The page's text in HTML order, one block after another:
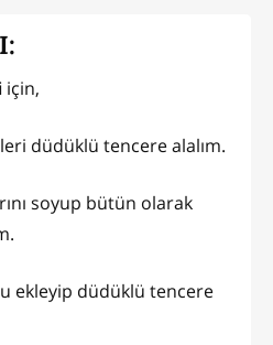
için,
düdüklü tencere alalım.
soyup bütün olarak
ekleyip düdüklü tencere